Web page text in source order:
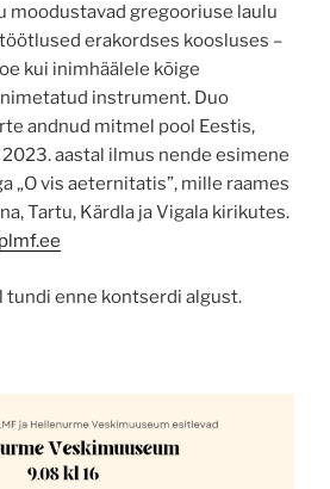
moodustavad gregooriuse laulu
erakordses koosluses –
kui inimhäälele kõige
instrument. Duo
andnud mitmel pool Eestis,
aastal ilmus nende esimene
„O vis aeternitatis”, mille raames
Tartu, Kärdla ja Vigala kirikutes.
tundi enne kontserdi algust.